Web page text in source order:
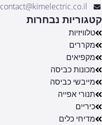
contact@kimelectric.co.il
קטגוריות נבחרות
טלוויזיות
מקררים
מקפיאים
מכונות כביסה
מייבשי כביסה
תנורי אפייה
כיריים
מדיחי כלים